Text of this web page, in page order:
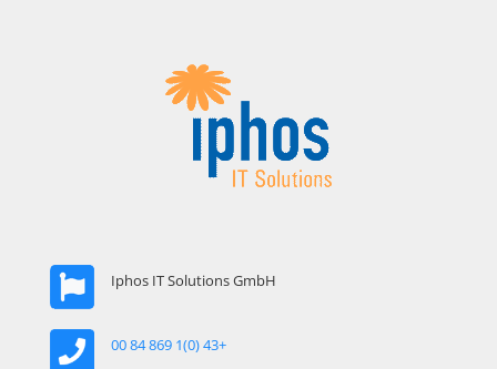
Iphos IT Solutions GmbH
+43 (0)1 869 84 00